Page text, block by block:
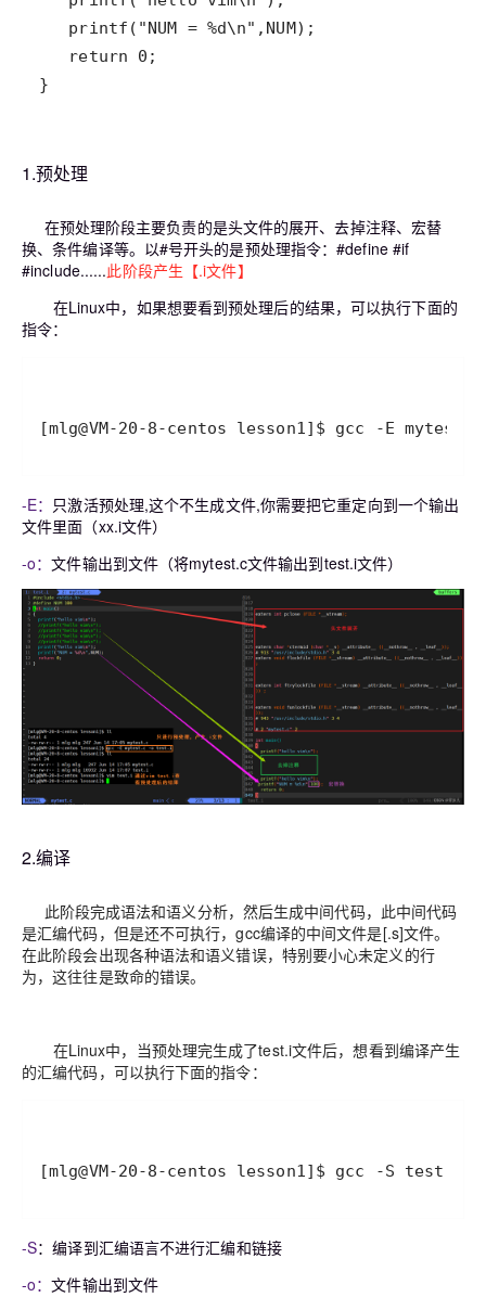
}
1.预处理
在预处理阶段主要负责的是头文件的展开、去掉注释、宏替
换、条件编译等。以#号开头的是预处理指令：#define #if
#include......此阶段产生【.i文件】
在Linux中，如果想要看到预处理后的结果，可以执行下面的
指令：
[mlg@VM-20-8-centos lesson1]$ gcc -E
-E： 只激活预处理,这个不生成文件,你需要把它重定向到一个输出
文件里面（xx.i文件）
-o：文件输出到文件（将mytest.c文件输出到test.i文件）
2.编译
此阶段完成语法和语义分析，然后生成中间代码，此中间代码
是汇编代码，但是还不可执行，gcc编译的中间文件是[.s]文件。
在此阶段会出现各种语法和语义错误，特别要小心未定义的行
为，这往往是致命的错误。
在Linux中，当预处理完生成了test.i文件后，想看到编译产生
的汇编代码，可以执行下面的指令：
[mlg@VM-20-8-centos lesson1]$ gcc -S test.i
-S：编译到汇编语言不进行汇编和链接
-o：文件输出到文件